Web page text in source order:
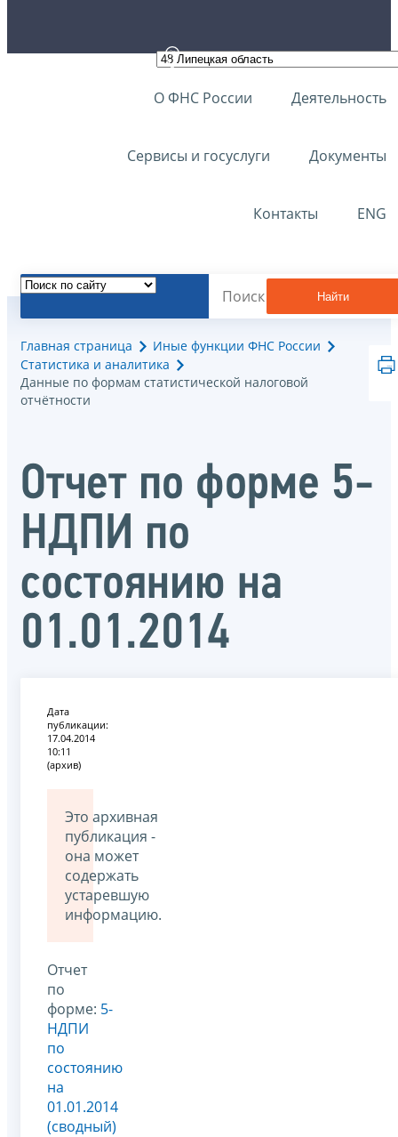
О ФНС России Деятельность
Сервисы и госуслуги Документы
Контакты ENG
Найти
Главная страница
Иные функции ФНС России
Статистика и аналитика
Данные по формам статистической налоговой
отчётности
Отчет по форме 5-
НДПИ по
состоянию на
01.01.2014
Дата
публикации:
17.04.2014
10:11
(архив)
Это архивная
публикация -
она может
содержать
устаревшую
информацию.
Отчет
по
форме: 5-
НДПИ
по
состоянию
на
01.01.2014
(сводный)